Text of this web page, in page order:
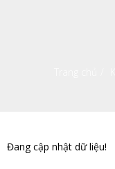
Đang cập nhật dữ liệu!